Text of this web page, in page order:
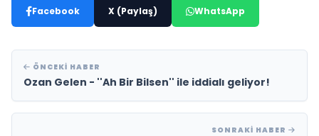
Facebook X (Paylaş) WhatsApp
ÖNCEKI HABER
Ozan Gelen - ''Ah Bir Bilsen'' ile iddialı geliyor!
SONRAKI HABER